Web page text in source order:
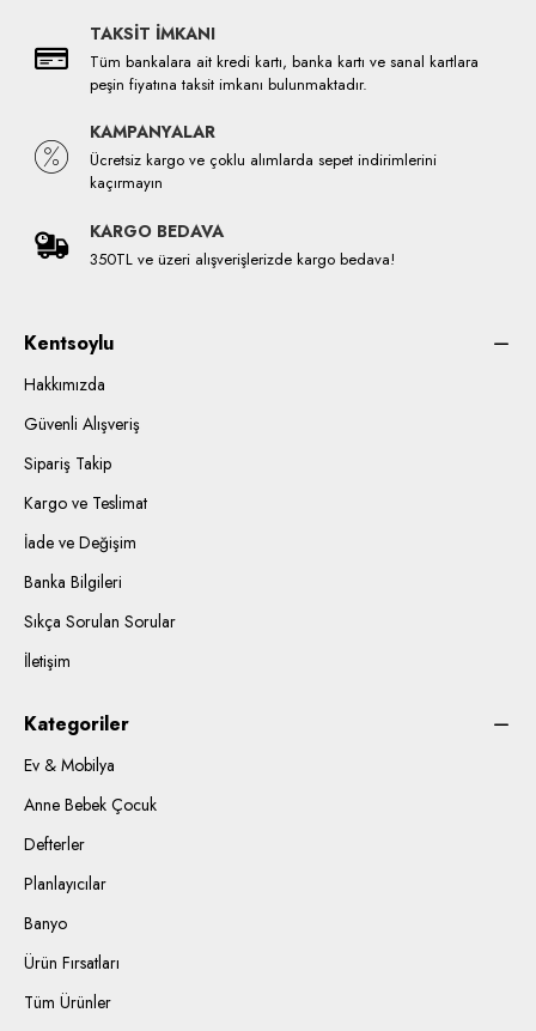
TAKSİT İMKANI
Tüm bankalara ait kredi kartı, banka kartı ve sanal kartlara
peşin fiyatına taksit imkanı bulunmaktadır.
KAMPANYALAR
Ücretsiz kargo ve çoklu alımlarda sepet indirimlerini
kaçırmayın
KARGO BEDAVA
350TL ve üzeri alışverişlerizde kargo bedava!
Kentsoylu
Hakkımızda
Güvenli Alışveriş
Sipariş Takip
Kargo ve Teslimat
İade ve Değişim
Banka Bilgileri
Sıkça Sorulan Sorular
İletişim
Kategoriler
Ev & Mobilya
Anne Bebek Çocuk
Defterler
Planlayıcılar
Banyo
Ürün Fırsatları
Tüm Ürünler